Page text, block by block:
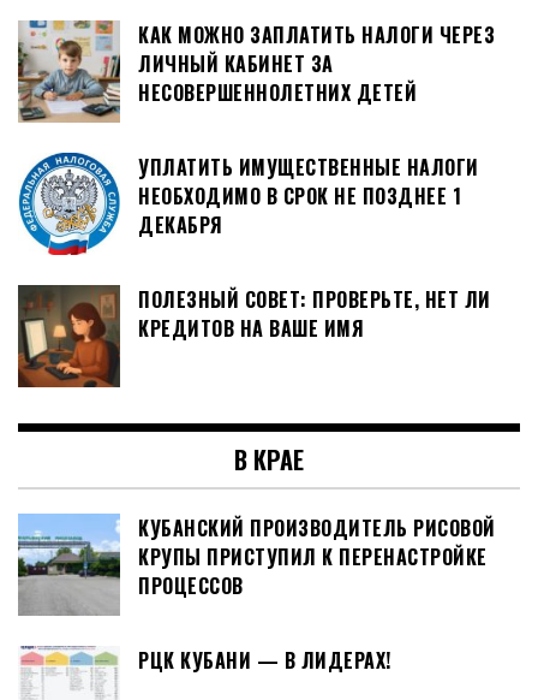
КАК МОЖНО ЗАПЛАТИТЬ НАЛОГИ ЧЕРЕЗ
ЛИЧНЫЙ КАБИНЕТ ЗА
НЕСОВЕРШЕННОЛЕТНИХ ДЕТЕЙ
УПЛАТИТЬ ИМУЩЕСТВЕННЫЕ НАЛОГИ
НЕОБХОДИМО В СРОК НЕ ПОЗДНЕЕ 1
ДЕКАБРЯ
ПОЛЕЗНЫЙ СОВЕТ: ПРОВЕРЬТЕ, НЕТ ЛИ
КРЕДИТОВ НА ВАШЕ ИМЯ
В КРАЕ
КУБАНСКИЙ ПРОИЗВОДИТЕЛЬ РИСОВОЙ
КРУПЫ ПРИСТУПИЛ К ПЕРЕНАСТРОЙКЕ
ПРОЦЕССОВ
РЦК КУБАНИ — В ЛИДЕРАХ!